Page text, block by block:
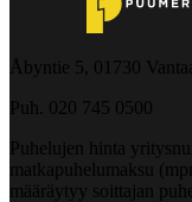
Åbyntie 5, 01730
Puh. 020 745 0500
Puhelujen hinta
matkapuhelumaksu
määräytyy soittajan